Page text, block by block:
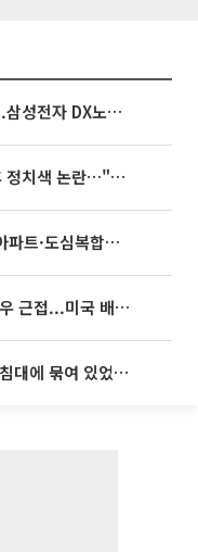
3445억 자사주 지급 마쳤는데...삼성전자 DX노조, 뒤늦은 '떼쓰기 집회'
김희철, '뒤집힌 태극기' 지적 후 정치색 논란…"좌우 떠나 우리나라 국기"
영끌 '주택공급' 대책 임박⋯비아파트·도심복합까지 총동원
이란 “호르무즈 새 항로 합의 매우 근접...미국 배상 먼저”
천안 교회서 11세 아동 사망…“침대에 묶여 있었다” 진술 확보